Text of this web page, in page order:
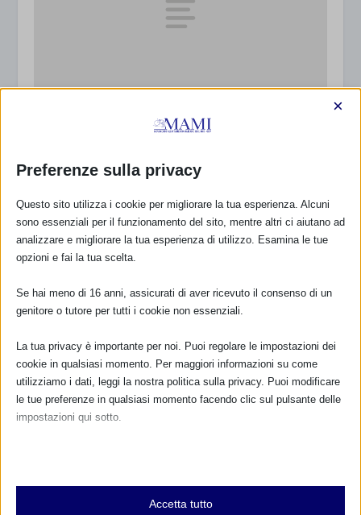
SAM 2016 a Viareggio
RISPONDI
Preferenze sulla privacy
×
Questo sito utilizza i cookie per migliorare la tua esperienza. Alcuni
sono essenziali per il funzionamento del sito, mentre altri ci aiutano ad
analizzare e migliorare la tua esperienza di utilizzo. Esamina le tue
opzioni e fai la tua scelta.
Se hai meno di 16 anni, assicurati di aver ricevuto il consenso di un
genitore o tutore per tutti i cookie non essenziali.
La tua privacy è importante per noi. Puoi regolare le impostazioni dei
cookie in qualsiasi momento. Per maggiori informazioni su come
utilizziamo i dati, leggi la nostra politica sulla privacy. Puoi modificare
le tue preferenze in qualsiasi momento facendo clic sul pulsante delle
impostazioni qui sotto.
Essenziali
I cookie e i servizi essenziali abilitano le funzioni di base e sono
Accetta tutto